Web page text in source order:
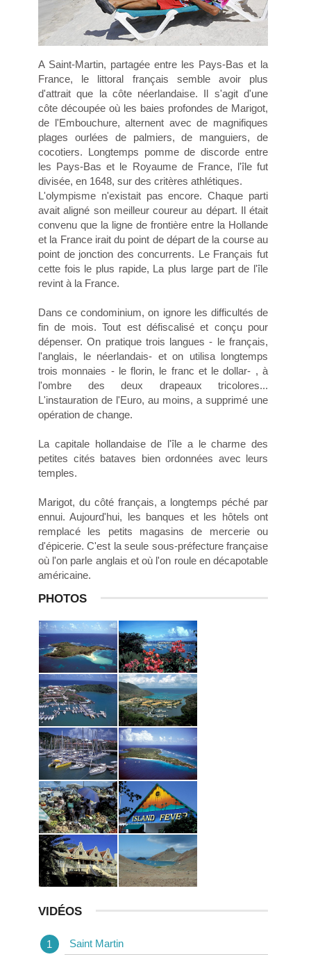
A Saint-Martin, partagée entre les Pays-Bas et la
France, le littoral français semble avoir plus
d'attrait que la côte néerlandaise. Il s'agit d'une
côte découpée où les baies profondes de Marigot,
de l'Embouchure, alternent avec de magnifiques
plages ourlées de palmiers, de manguiers, de
cocotiers. Longtemps pomme de discorde entre
les Pays-Bas et le Royaume de France, l'île fut
divisée, en 1648, sur des critères athlétiques.
L'olympisme n'existait pas encore. Chaque parti
avait aligné son meilleur coureur au départ. Il était
convenu que la ligne de frontière entre la Hollande
et la France irait du point de départ de la course au
point de jonction des concurrents. Le Français fut
cette fois le plus rapide, La plus large part de l'île
revint à la France.
Dans ce condominium, on ignore les difficultés de
fin de mois. Tout est défiscalisé et conçu pour
dépenser. On pratique trois langues - le français,
l'anglais, le néerlandais- et on utilisa longtemps
trois monnaies - le florin, le franc et le dollar- , à
l'ombre des deux drapeaux tricolores...
L'instauration de l'Euro, au moins, a supprimé une
opération de change.
La capitale hollandaise de l'île a le charme des
petites cités bataves bien ordonnées avec leurs
temples.
Marigot, du côté français, a longtemps péché par
ennui. Aujourd'hui, les banques et les hôtels ont
remplacé les petits magasins de mercerie ou
d'épicerie. C'est la seule sous-préfecture française
où l'on parle anglais et où l'on roule en décapotable
américaine.
PHOTOS
VIDÉOS
Saint Martin